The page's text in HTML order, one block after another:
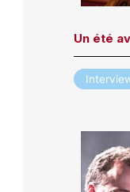
Un été